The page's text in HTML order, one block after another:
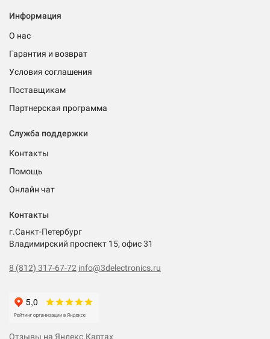
Информация
О нас
Гарантия и возврат
Условия соглашения
Поставщикам
Партнерская программа
Служба поддержки
Контакты
Помощь
Онлайн чат
Контакты
г.Санкт-Петербург
Владимирский проспект 15, офис 31
8 (812) 317-67-72 info@3delectronics.ru
Отзывы на Яндекс.Картах